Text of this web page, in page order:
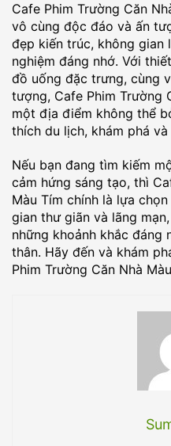
Cafe Phim Trường Căn
vô cùng độc đáo và ấn
đẹp kiến trúc, không gian
nghiệm đáng nhớ. Với
đồ uống đặc trưng, cùng
tượng, Cafe Phim Trường
một địa điểm không thể
thích du lịch, khám phá và
Nếu bạn đang tìm kiếm
cảm hứng sáng tạo, thì
Màu Tím chính là lựa
gian thư giãn và lãng
những khoảnh khắc đáng
thân. Hãy đến và khám
Phim Trường Căn Nhà